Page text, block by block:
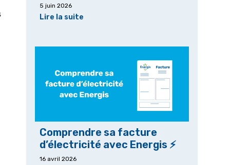
5 juin 2026
Lire la suite
Comprendre sa facture
d’électricité avec Energis ⚡
16 avril 2026